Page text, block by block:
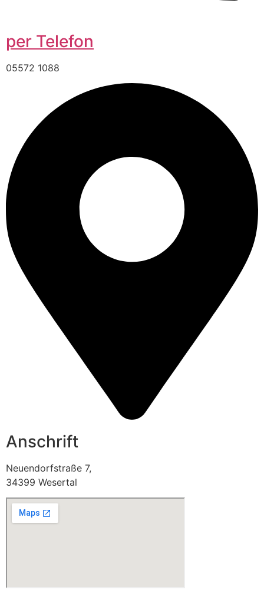
per Telefon
05572 1088
Anschrift
Neuendorfstraße 7,
34399 Wesertal